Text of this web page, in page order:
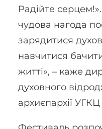
Радійте
чудова нагода
зарядитися
навчитися
житті», – каже
духовного
архиєпархії